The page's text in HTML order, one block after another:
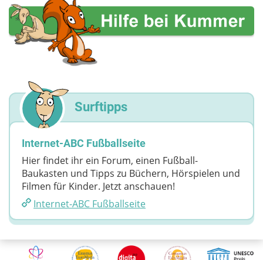
Surftipps
Internet-ABC Fußballseite
Hier findet ihr ein Forum, einen Fußball-
Baukasten und Tipps zu Büchern, Hörspielen und
Filmen für Kinder. Jetzt anschauen!
Internet-ABC Fußballseite